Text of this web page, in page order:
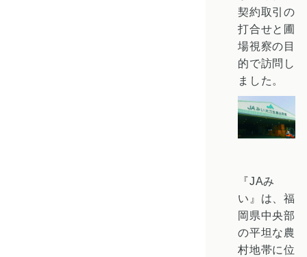
契約取引の
打合せと圃
場視察の目
的で訪問し
ました。
『JAみ
い』は、福
岡県中央部
の平坦な農
村地帯に位